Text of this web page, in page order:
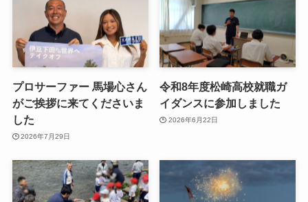
プロサーファー 馬場心さん
がご挨拶に来てくださいま
した
2026年7月29日
令和8年度松崎高校就職ガ
イダンスに参加しました
2026年6月22日